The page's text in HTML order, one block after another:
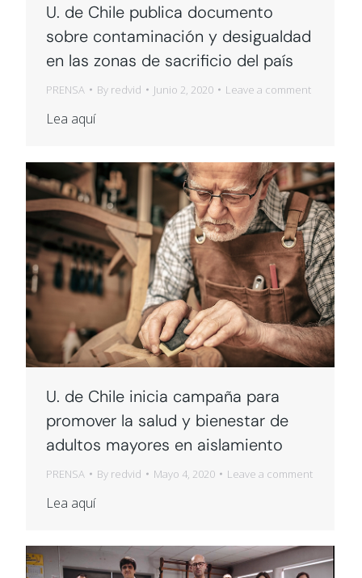
U. de Chile publica documento
sobre contaminación y desigualdad
en las zonas de sacrificio del país
PRENSA By redvid Junio 2, 2020 Leave a comment
Lea aquí
U. de Chile inicia campaña para
promover la salud y bienestar de
adultos mayores en aislamiento
PRENSA By redvid Mayo 4, 2020 Leave a comment
Lea aquí